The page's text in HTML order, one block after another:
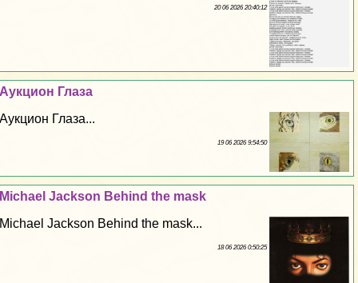
20 06 2026 20:40:12
Аукцион Глаза
Аукцион Глаза...
19 06 2026 9:54:50
Michael Jackson Behind the mask
Michael Jackson Behind the mask...
18 06 2026 0:50:25